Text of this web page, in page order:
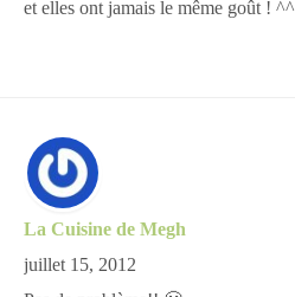
et elles ont jamais le même goût ! ^^
La Cuisine de Megh
juillet 15, 2012